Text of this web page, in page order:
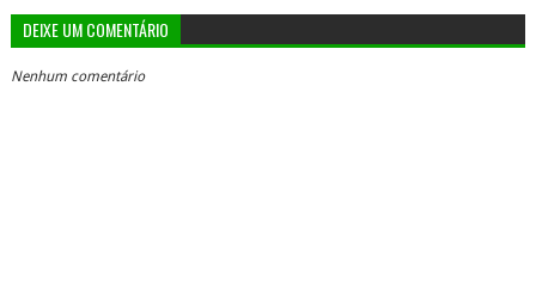
DEIXE UM COMENTÁRIO
Nenhum comentário